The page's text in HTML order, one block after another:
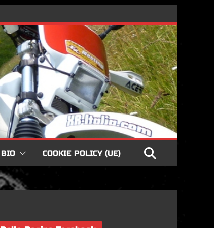
BIO COOKIE POLICY (UE)